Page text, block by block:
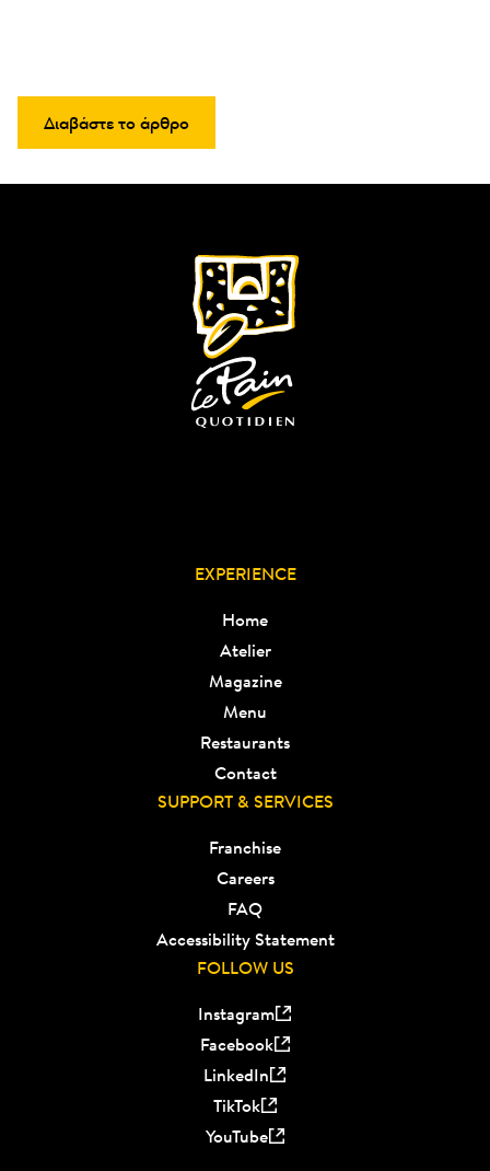
Διαβάστε το άρθρο
EXPERIENCE
Home
Atelier
Magazine
Menu
Restaurants
Contact
SUPPORT & SERVICES
Franchise
Careers
FAQ
Accessibility Statement
FOLLOW US
Instagram
Facebook
LinkedIn
TikTok
YouTube